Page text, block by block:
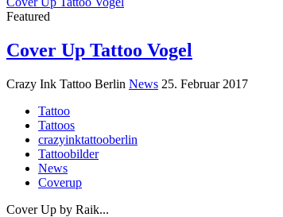
Featured
Cover Up Tattoo Vogel
Crazy Ink Tattoo Berlin News 25. Februar 2017
Tattoo
Tattoos
crazyinktattooberlin
Tattoobilder
News
Coverup
Cover Up by Raik...